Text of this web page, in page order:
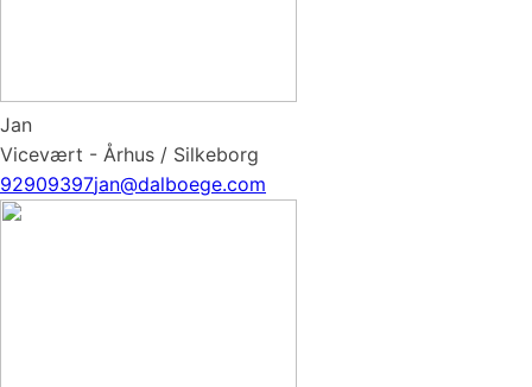
Jan
Vicevært - Århus / Silkeborg
92909397jan@dalboege.com